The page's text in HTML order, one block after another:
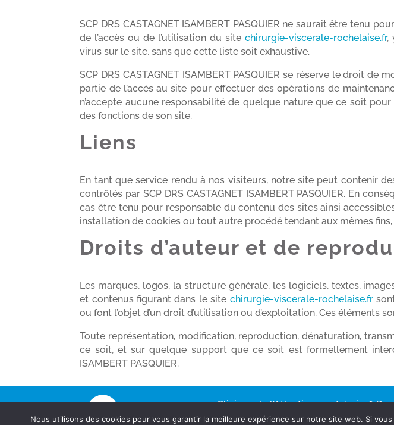
SCP DRS CASTAGNET ISAMBERT PASQUIER ne saurait être tenu
de l’accès ou de l’utilisation du sitechirurgie-viscerale-rochelaise.fr,
virus sur le site, sans que cette liste soit exhaustive.
SCP DRS CASTAGNET ISAMBERT PASQUIER se réserve le droit
partie de l’accès au site pour effectuer des opérations de
n’accepte aucune responsabilité de quelque nature que ce soit
des fonctions de son site.
Liens
En tant que service rendu à nos visiteurs, notre site peut contenir
contrôlés par SCP DRS CASTAGNET ISAMBERT PASQUIER. En
cas être tenu pour responsable du contenu des sites ainsi
installation de cookies ou tout autre procédé tendant aux mêmes
Droits d’auteur et de
Les marques, logos, la structure générale, les logiciels, textes,
et contenus figurant dans le site chirurgie-viscerale-rochelaise.frsont
ou font l’objet d’un droit d’utilisation ou d’exploitation. Ces éléments
Toute représentation, modification, reproduction, dénaturation,
ce soit, et sur quelque support que ce soit est formellement
ISAMBERT PASQUIER.
Clinique de l'Atlantique, entrée i, 26
Mentions Légales
Nous utilisons des cookies pour vous garantir la meilleure expérience sur notre site web. Si